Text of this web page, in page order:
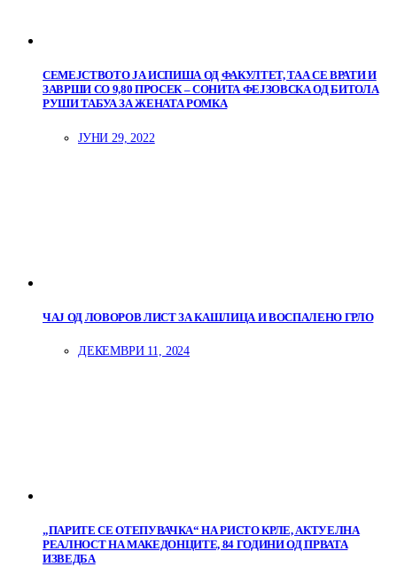
СЕМЕЈСТВОТО ЈА ИСПИША ОД ФАКУЛТЕТ, ТАА СЕ ВРАТИ И
ЗАВРШИ СО 9,80 ПРОСЕК – СОНИТА ФЕЈЗОВСКА ОД БИТОЛА
РУШИ ТАБУА ЗА ЖЕНАТА РОМКА
ЈУНИ 29, 2022
ЧАЈ ОД ЛОВОРОВ ЛИСТ ЗА КАШЛИЦА И ВОСПАЛЕНО ГРЛО
ДЕКЕМВРИ 11, 2024
„ПАРИТЕ СЕ ОТЕПУВАЧКА“ НА РИСТО КРЛЕ, АКТУЕЛНА
РЕАЛНОСТ НА МАКЕДОНЦИТЕ, 84 ГОДИНИ ОД ПРВАТА
ИЗВЕДБА